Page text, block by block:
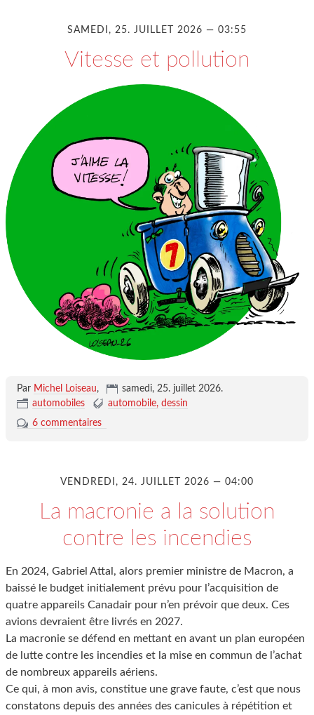
SAMEDI, 25. JUILLET 2026 — 03:55
Vitesse et pollution
Par Michel Loiseau, samedi, 25. juillet 2026.
automobiles
automobile dessin
6 commentaires
VENDREDI, 24. JUILLET 2026 — 04:00
La macronie a la solution
contre les incendies
En 2024, Gabriel Attal, alors premier ministre de Macron, a
baissé le budget initialement prévu pour l’acquisition de
quatre appareils Canadair pour n’en prévoir que deux. Ces
avions devraient être livrés en 2027.
La macronie se défend en mettant en avant un plan européen
de lutte contre les incendies et la mise en commun de l’achat
de nombreux appareils aériens.
Ce qui, à mon avis, constitue une grave faute, c’est que nous
constatons depuis des années des canicules à répétition et